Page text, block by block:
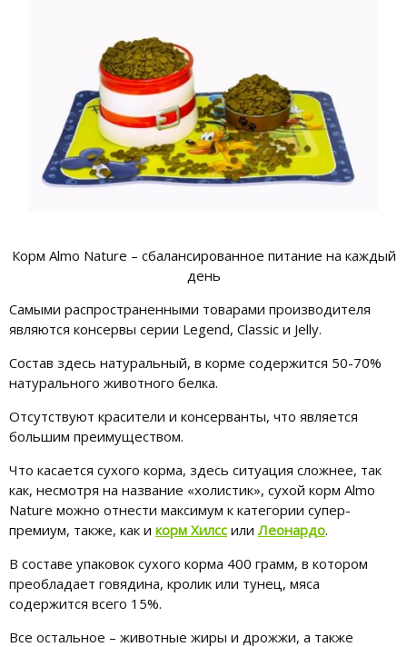
Корм Almo Nature – сбалансированное питание на каждый
день
Самыми распространенными товарами производителя
являются консервы серии Legend, Classic и Jelly.
Состав здесь натуральный, в корме содержится 50-70%
натурального животного белка.
Отсутствуют красители и консерванты, что является
большим преимуществом.
Что касается сухого корма, здесь ситуация сложнее, так
как, несмотря на название «холистик», сухой корм Almo
Nature можно отнести максимум к категории супер-
премиум, также, как и корм Хилсс или Леонардо.
В составе упаковок сухого корма 400 грамм, в котором
преобладает говядина, кролик или тунец, мяса
содержится всего 15%.
Все остальное – животные жиры и дрожжи, а также